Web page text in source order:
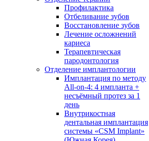
Профилактика
Отбеливание зубов
Восстановление зубов
Лечение осложнений
кариеса
Терапевтическая
пародонтология
Отделение имплантологии
Имплантация по методу
All-on-4: 4 импланта +
несъёмный протез за 1
день
Внутрикостная
дентальная имплантация
системы «CSM Implant»